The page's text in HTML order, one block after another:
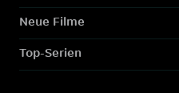
Neue Filme
Top-Serien